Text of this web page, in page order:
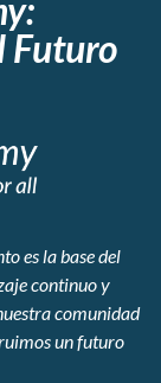
Futuro
es la base del
continuo y
comunidad
un futuro